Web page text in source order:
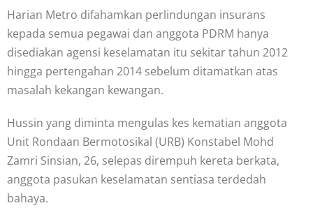
Harian Metro difahamkan perlindungan insurans
kepada semua pegawai dan anggota PDRM hanya
disediakan agensi keselamatan itu sekitar tahun 2012
hingga pertengahan 2014 sebelum ditamatkan atas
masalah kekangan kewangan.
Hussin yang diminta mengulas kes kematian anggota
Unit Rondaan Bermotosikal (URB) Konstabel Mohd
Zamri Sinsian, 26, selepas dirempuh kereta berkata,
anggota pasukan keselamatan sentiasa terdedah
bahaya.